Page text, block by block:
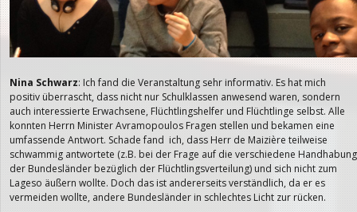
Nina Schwarz: Ich fand die Veranstaltung sehr informativ. Es hat mich
positiv überrascht, dass nicht nur Schulklassen anwesend waren, sondern
auch interessierte Erwachsene, Flüchtlingshelfer und Flüchtlinge selbst. Alle
konnten Herrn Minister Avramopoulos Fragen stellen und bekamen eine
umfassende Antwort. Schade fand ich, dass Herr de Maizière teilweise
schwammig antwortete (z.B. bei der Frage auf die verschiedene Handhabung
der Bundesländer bezüglich der Flüchtlingsverteilung) und sich nicht zum
Lageso äußern wollte. Doch das ist andererseits verständlich, da er es
vermeiden wollte, andere Bundesländer in schlechtes Licht zur rücken.